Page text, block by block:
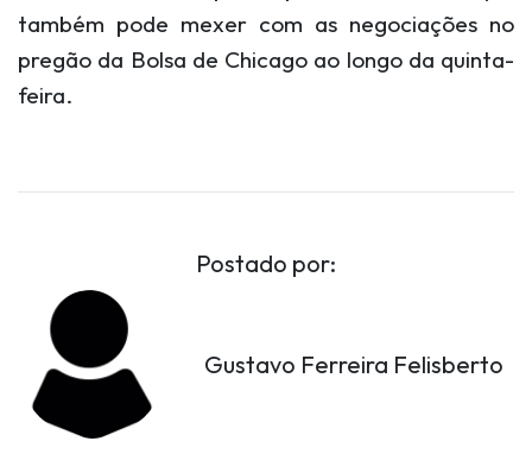
também pode mexer com as negociações no
pregão da Bolsa de Chicago ao longo da quinta-
feira.
Postado por:
Gustavo Ferreira Felisberto